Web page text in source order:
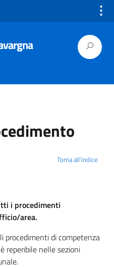
⋮
Torna all'indice
i procedimenti
area.
procedimenti di competenza
reperibile nelle sezioni